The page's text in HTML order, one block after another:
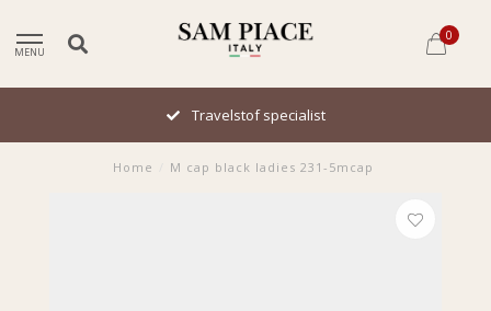
MENU
0
Travelstof specialist
Home M cap black ladies 231-5mcap